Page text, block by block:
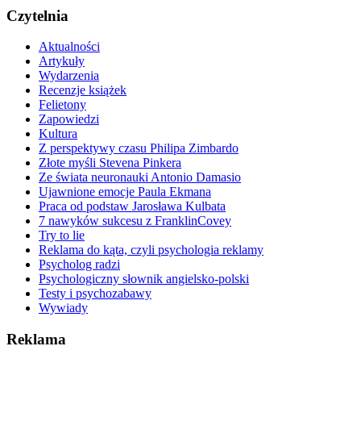
Czytelnia
Aktualności
Artykuły
Wydarzenia
Recenzje książek
Felietony
Zapowiedzi
Kultura
Z perspektywy czasu Philipa Zimbardo
Złote myśli Stevena Pinkera
Ze świata neuronauki Antonio Damasio
Ujawnione emocje Paula Ekmana
Praca od podstaw Jarosława Kulbata
7 nawyków sukcesu z FranklinCovey
Try to lie
Reklama do kąta, czyli psychologia reklamy
Psycholog radzi
Psychologiczny słownik angielsko-polski
Testy i psychozabawy
Wywiady
Reklama